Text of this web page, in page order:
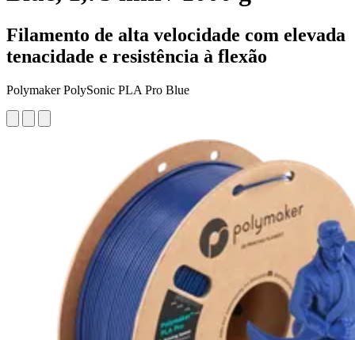
Filamento de alta velocidade com elevada
tenacidade e resistência à flexão
Polymaker PolySonic PLA Pro Blue